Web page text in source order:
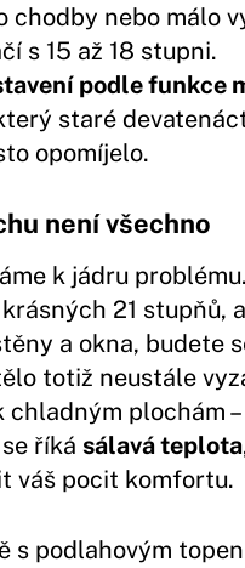
chodby nebo málo
s 15 až 18 stupni.
podle funkce
staré
opomíjelo.
není všechno
k jádru
21 stupňů,
a okna, budete
totiž neustále
chladným plochám
říkásálavá teplota
váš pocit komfortu.
s podlahovým